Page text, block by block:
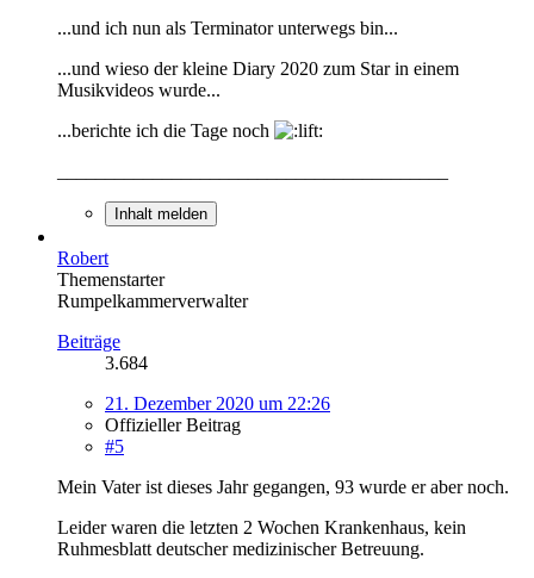
...und ich nun als Terminator unterwegs bin...
...und wieso der kleine Diary 2020 zum Star in einem
Musikvideos wurde...
...berichte ich die Tage noch
Inhalt melden
Robert
Themenstarter
Rumpelkammerverwalter
Beiträge
3.684
21. Dezember 2020 um 22:26
Offizieller Beitrag
#5
Mein Vater ist dieses Jahr gegangen, 93 wurde er aber noch.
Leider waren die letzten 2 Wochen Krankenhaus, kein
Ruhmesblatt deutscher medizinischer Betreuung.